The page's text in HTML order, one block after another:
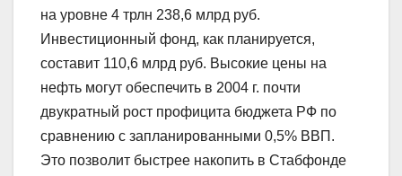
на уровне 4 трлн 238,6 млрд руб.
Инвестиционный фонд, как планируется,
составит 110,6 млрд руб. Высокие цены на
нефть могут обеспечить в 2004 г. почти
двукратный рост профицита бюджета РФ по
сравнению с запланированными 0,5% ВВП.
Это позволит быстрее накопить в Стабфонде